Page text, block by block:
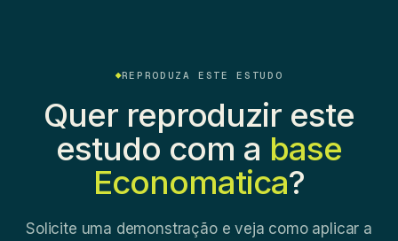
REPRODUZA ESTE ESTUDO
Quer reproduzir este
estudo com a base
Economatica?
Solicite uma demonstração e veja como aplicar a